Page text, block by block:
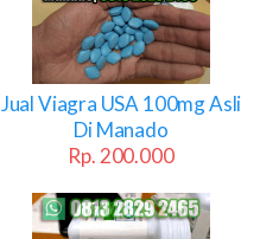
Jual Viagra USA 100mg Asli
Di Manado
Rp. 200.000